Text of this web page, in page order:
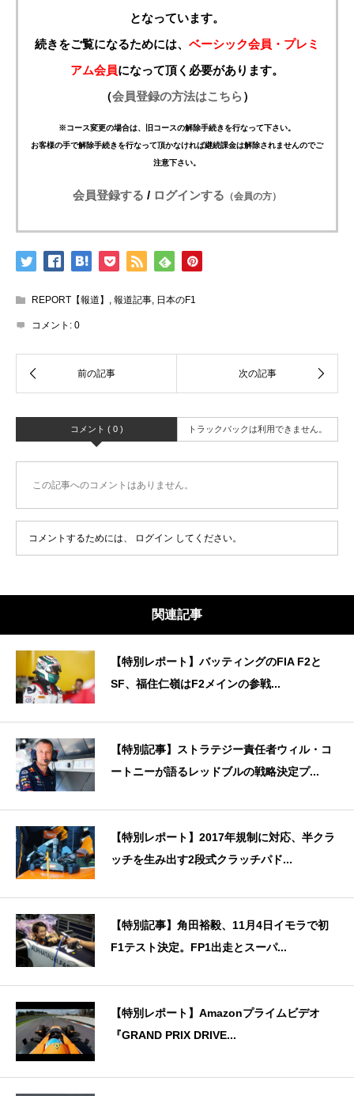
となっています。
続きをご覧になるためには、 ベーシック会員・プレミ
アム会員になって頂く必要があります。
（会員登録の方法はこちら）
※コース変更の場合は、旧コースの解除手続きを行なって下さい。
お客様の手で解除手続きを行なって頂かなければ継続課金は解除されませんのでご
注意下さい。
会員登録する / ログインする （会員の方）
REPORT【報道】 , 報道記事, 日本のF1
コメント: 0
コメント ( 0 ) トラックバックは利用できません。
この記事へのコメントはありません。
コメントするためには、 ログイン してください。
関連記事
【特別レポート】バッティングのFIA F2と
SF、福住仁嶺はF2メインの参戦...
【特別記事】ストラテジー責任者ウィル・コ
ートニーが語るレッドブルの戦略決定プ...
【特別レポート】2017年規制に対応、半クラ
ッチを生み出す2段式クラッチパド...
【特別記事】角田裕毅、11月4日イモラで初
F1テスト決定。FP1出走とスーパ...
【特別レポート】Amazonプライムビデオ
『GRAND PRIX DRIVE...